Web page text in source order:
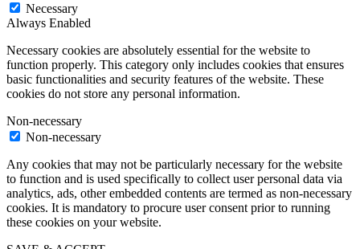
Necessary
Always Enabled
Necessary cookies are absolutely essential for the website to
function properly. This category only includes cookies that ensures
basic functionalities and security features of the website. These
cookies do not store any personal information.
Non-necessary
Non-necessary
Any cookies that may not be particularly necessary for the website
to function and is used specifically to collect user personal data via
analytics, ads, other embedded contents are termed as non-necessary
cookies. It is mandatory to procure user consent prior to running
these cookies on your website.